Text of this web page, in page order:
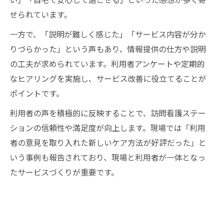
せられています。
一方で、「説明が難しく感じた」「サービス内容が分か
りづらかった」という声もあり、情報提供の仕方や説明
の工夫が求められています。利用者アンケートや定期的
なヒアリングを実施し、サービス改善に役立てることが
ポイントです。
利用者の声を積極的に反映することで、訪問看護ステー
ションの信頼性や満足度が向上します。現場では「利用
者の意見を取り入れた新しいケア方法が好評だった」と
いう事例も報告されており、現場と利用者が一体となっ
たサービスづくりが重要です。